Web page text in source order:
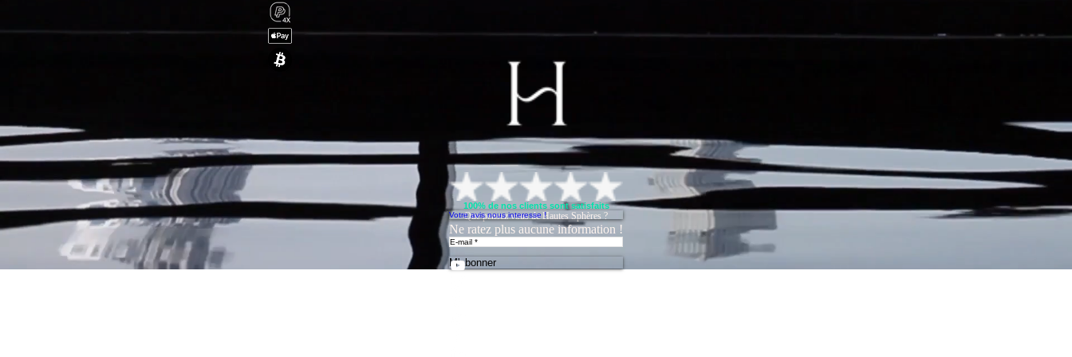
100% de nos clients sont satisfaits
Votre avis nous interesse !
Que pensez vous de Hautes Sphères ?
Ne ratez plus aucune information !
M'abonner